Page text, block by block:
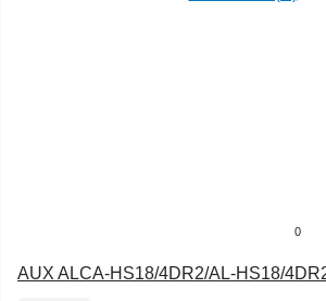
0
AUX ALCA-HS18/4DR2/AL-HS18/